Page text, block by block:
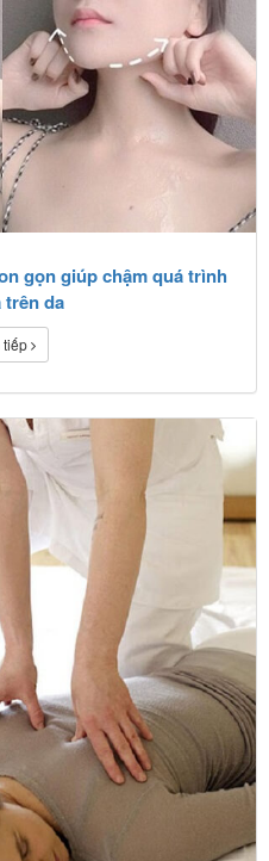
gọn giúp chậm quá trình
trên da
tiếp